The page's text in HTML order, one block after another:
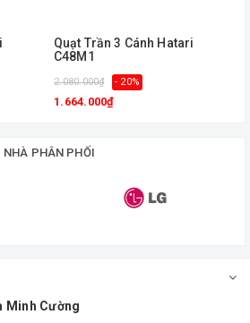
BT-586i
420.000đ)
Quạt Trần 3 Cánh Hatari
C48M1
2.080.000₫ - 20%
1.664.000₫
NHÀ PHÂN PHỐI
Minh Cường